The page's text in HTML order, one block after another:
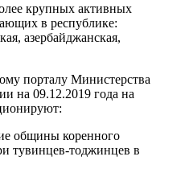
крупных активных
в республике:
азербайджанская,
порталу Министерства
на 09.12.2019 года на
общины коренного
тувинцев-тоджинцев в